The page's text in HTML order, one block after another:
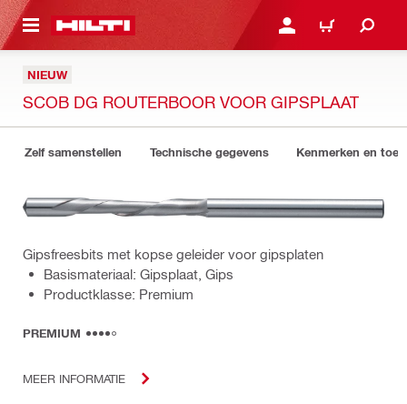
HOOFDINHOUD LOG IN OF REGISTREER
WINKELWAGEN
NIEUW
SCOB DG ROUTERBOOR VOOR GIPSPLAAT
Zelf samenstellen Technische gegevens Kenmerken en
Gipsfreesbits met kopse geleider voor gipsplaten
Basismateriaal: Gipsplaat, Gips
Productklasse: Premium
PREMIUM
MEER INFORMATIE